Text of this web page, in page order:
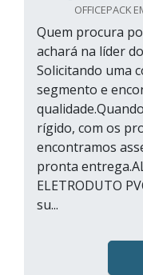
OFFICEPACK
Quem procura
achará na líder
Solicitando uma
segmento e
rígido, com os
encontramos
pronta
ELETRODUTO
su...